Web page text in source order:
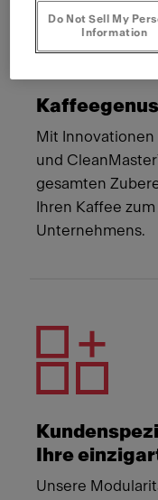
Mit
und
gesamten
Ihren Kaffee
Unternehmens.
Ihre
Unsere
Do Not Sell My
Information